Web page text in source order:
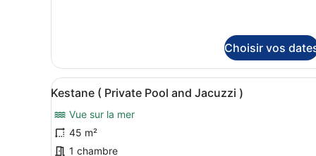
and
Jacuzzi
)
de
chambre
Lotus
(
Private
Pool
and
Jacuzzi
Choisir vos
Afficher
toutes
les
photos
pour
Une piscine à
10
Kestane ( Private Pool and Jacuzzi )
Vue sur la mer
45 m²
1 chambre